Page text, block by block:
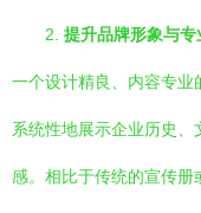
2. 提升品牌形象与专
一个设计精良、内容专业
系统性地展示企业历史
感。相比于传统的宣传册